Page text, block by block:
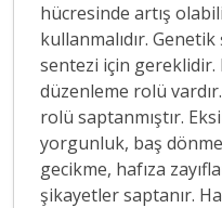
hücresinde artış
kullanmalıdır.
sentezi için gereklidir.
düzenleme rolü
rolü saptanmıştır.
yorgunluk, baş
gecikme, hafıza
şikayetler saptanır.